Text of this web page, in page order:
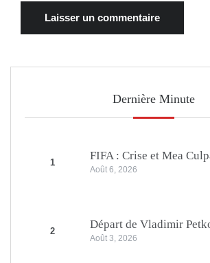
Dernière Minute
1
FIFA : Crise et Mea
Août 6, 2026
2
Départ de Vladimir
Août 3, 2026